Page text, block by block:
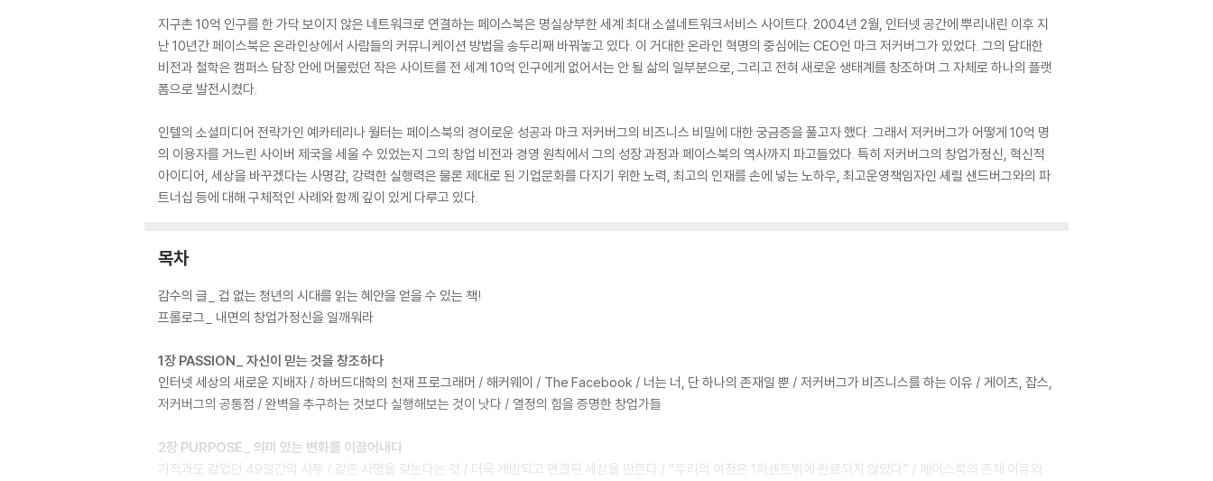
지구촌 10억 인구를 한 가닥 보이지 않은 네트워크로 연결하는 페이스북은 명실상부한 세계 최대 소셜네트워크서비스 사이트다. 2004년 2월, 인터넷 공간에 뿌리내린 이후 지
난 10년간 페이스북은 온라인상에서 사람들의 커뮤니케이션 방법을 송두리째 바꿔놓고 있다. 이 거대한 온라인 혁명의 중심에는 CEO인 마크 저커버그가 있었다. 그의 담대한
비전과 철학은 캠퍼스 담장 안에 머물렀던 작은 사이트를 전 세계 10억 인구에게 없어서는 안 될 삶의 일부분으로, 그리고 전혀 새로운 생태계를 창조하며 그 자체로 하나의 플랫
폼으로 발전시켰다.
인텔의 소셜미디어 전략가인 예카테리나 월터는 페이스북의 경이로운 성공과 마크 저커버그의 비즈니스 비밀에 대한 궁금증을 풀고자 했다. 그래서 저커버그가 어떻게 10억 명
의 이용자를 거느린 사이버 제국을 세울 수 있었는지 그의 창업 비전과 경영 원칙에서 그의 성장 과정과 페이스북의 역사까지 파고들었다. 특히 저커버그의 창업가정신, 혁신적
아이디어, 세상을 바꾸겠다는 사명감, 강력한 실행력은 물론 제대로 된 기업문화를 다지기 위한 노력, 최고의 인재를 손에 넣는 노하우, 최고운영책임자인 셰릴 샌드버그와의 파
트너십 등에 대해 구체적인 사례와 함께 깊이 있게 다루고 있다.
목차
감수의 글_ 겁 없는 청년의 시대를 읽는 혜안을 얻을 수 있는 책!
프롤로그_ 내면의 창업가정신을 일깨워라
1장 PASSION_ 자신이 믿는 것을 창조하다
인터넷 세상의 새로운 지배자 / 하버드대학의 천재 프로그래머 / 해커웨이 / The Facebook / 너는 너, 단 하나의 존재일 뿐 / 저커버그가 비즈니스를 하는 이유 / 게이츠, 잡스,
저커버그의 공통점 / 완벽을 추구하는 것보다 실행해보는 것이 낫다 / 열정의 힘을 증명한 창업가들
2장 PURPOSE_ 의미 있는 변화를 이끌어내다
기적과도 같았던 49일간의 사투 / 같은 사명을 갖는다는 것 / 더욱 개방되고 연결된 세상을 만든다 / “우리의 여정은 1퍼센트밖에 완료되지 않았다” / 페이스북의 존재 이유와